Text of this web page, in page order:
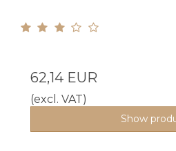
62,14 EUR
(excl. VAT)
Show